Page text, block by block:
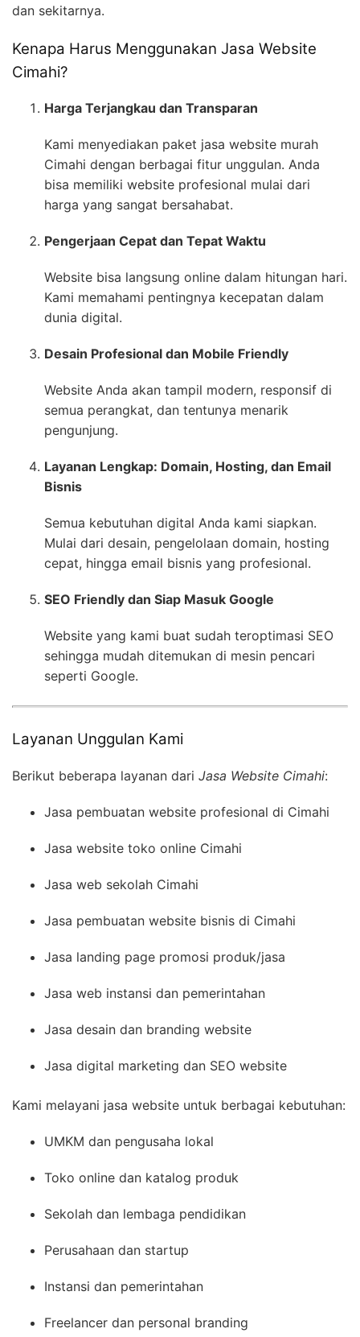
dan sekitarnya.
Kenapa Harus Menggunakan Jasa Website
Cimahi?
Harga Terjangkau dan Transparan
Kami menyediakan paket jasa website murah
Cimahi dengan berbagai fitur unggulan. Anda
bisa memiliki website profesional mulai dari
harga yang sangat bersahabat.
Pengerjaan Cepat dan Tepat Waktu
Website bisa langsung online dalam hitungan hari.
Kami memahami pentingnya kecepatan dalam
dunia digital.
Desain Profesional dan Mobile Friendly
Website Anda akan tampil modern, responsif di
semua perangkat, dan tentunya menarik
pengunjung.
Layanan Lengkap: Domain, Hosting, dan Email
Bisnis
Semua kebutuhan digital Anda kami siapkan.
Mulai dari desain, pengelolaan domain, hosting
cepat, hingga email bisnis yang profesional.
SEO Friendly dan Siap Masuk Google
Website yang kami buat sudah teroptimasi SEO
sehingga mudah ditemukan di mesin pencari
seperti Google.
Layanan Unggulan Kami
Berikut beberapa layanan dari Jasa Website Cimahi:
Jasa pembuatan website profesional di Cimahi
Jasa website toko online Cimahi
Jasa web sekolah Cimahi
Jasa pembuatan website bisnis di Cimahi
Jasa landing page promosi produk/jasa
Jasa web instansi dan pemerintahan
Jasa desain dan branding website
Jasa digital marketing dan SEO website
Kami melayani jasa website untuk berbagai kebutuhan:
UMKM dan pengusaha lokal
Toko online dan katalog produk
Sekolah dan lembaga pendidikan
Perusahaan dan startup
Instansi dan pemerintahan
Freelancer dan personal branding